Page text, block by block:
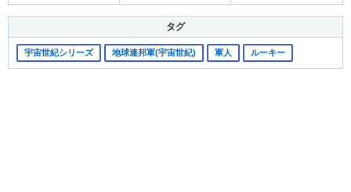
タグ
宇宙世紀シリーズ 地球連邦軍(宇宙世紀) 軍人 ルーキー